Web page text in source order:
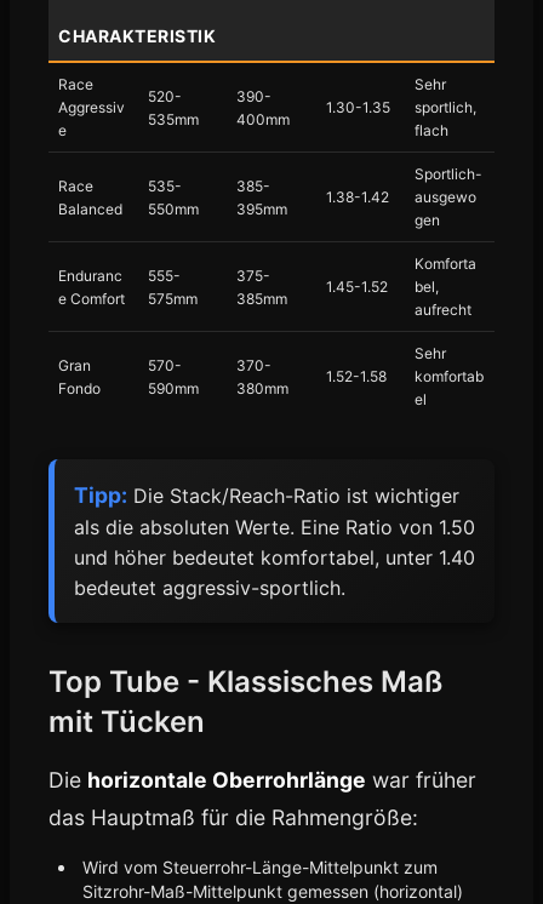
CHARAKTERISTIK
Race
Aggressiv
e
520-
535mm
390-
400mm
1.30-1.35
Sehr
sportlich,
flach
Race
Balanced
535-
550mm
385-
395mm
1.38-1.42
Sportlich-
ausgewo
gen
Enduranc
e Comfort
555-
575mm
375-
385mm
1.45-1.52
Komforta
bel,
aufrecht
Gran
Fondo
570-
590mm
370-
380mm
1.52-1.58
Sehr
komfortab
el
Tipp: Die Stack/Reach-Ratio ist wichtiger
als die absoluten Werte. Eine Ratio von 1.50
und höher bedeutet komfortabel, unter 1.40
bedeutet aggressiv-sportlich.
Top Tube - Klassisches Maß
mit Tücken
Die horizontale Oberrohrlänge war früher
das Hauptmaß für die Rahmengröße:
Wird vom Steuerrohr-Länge-Mittelpunkt zum
Sitzrohr-Maß-Mittelpunkt gemessen (horizontal)